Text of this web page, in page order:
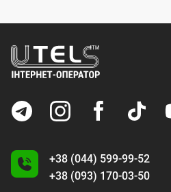
+38 (044) 599-99-52
+38 (093) 170-03-50